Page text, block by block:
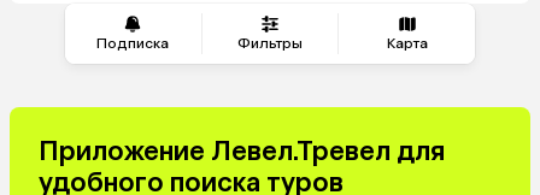
Подписка Фильтры Карта
Приложение Левел.Тревел для
удобного поиска туров